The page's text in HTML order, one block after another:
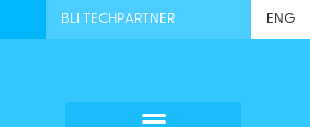
BLI TECHPARTNER ENG